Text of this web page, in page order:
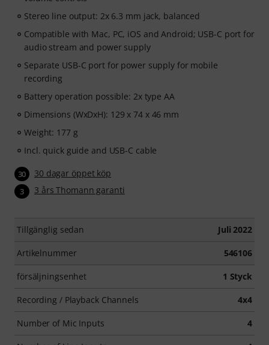
Stereo line output: 2x 6.3 mm jack, balanced
Compatible with Mac, PC, iOS and Android; USB-C port for
audio stream and power supply
Separate USB-C port for power supply for mobile
recording
Battery operation possible: 2x type AA
Dimensions (WxDxH): 129 x 74 x 46 mm
Weight: 177 g
Incl. quick guide and USB-C cable
30 30 dagar öppet köp
3 3 års Thomann garanti
Tillgänglig sedan Juli 2022
Artikelnummer 546106
försäljningsenhet 1 Styck
Recording / Playback Channels 4x4
Number of Mic Inputs 4